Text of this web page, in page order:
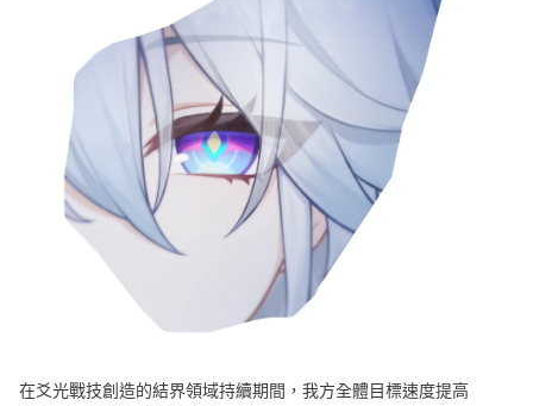
在爻光戰技創造的結界領域持續期間，我方全體目標速度提高